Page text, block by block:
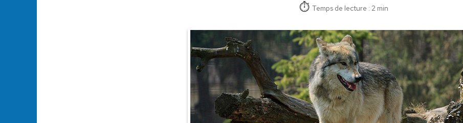
Temps de lecture : 2 min